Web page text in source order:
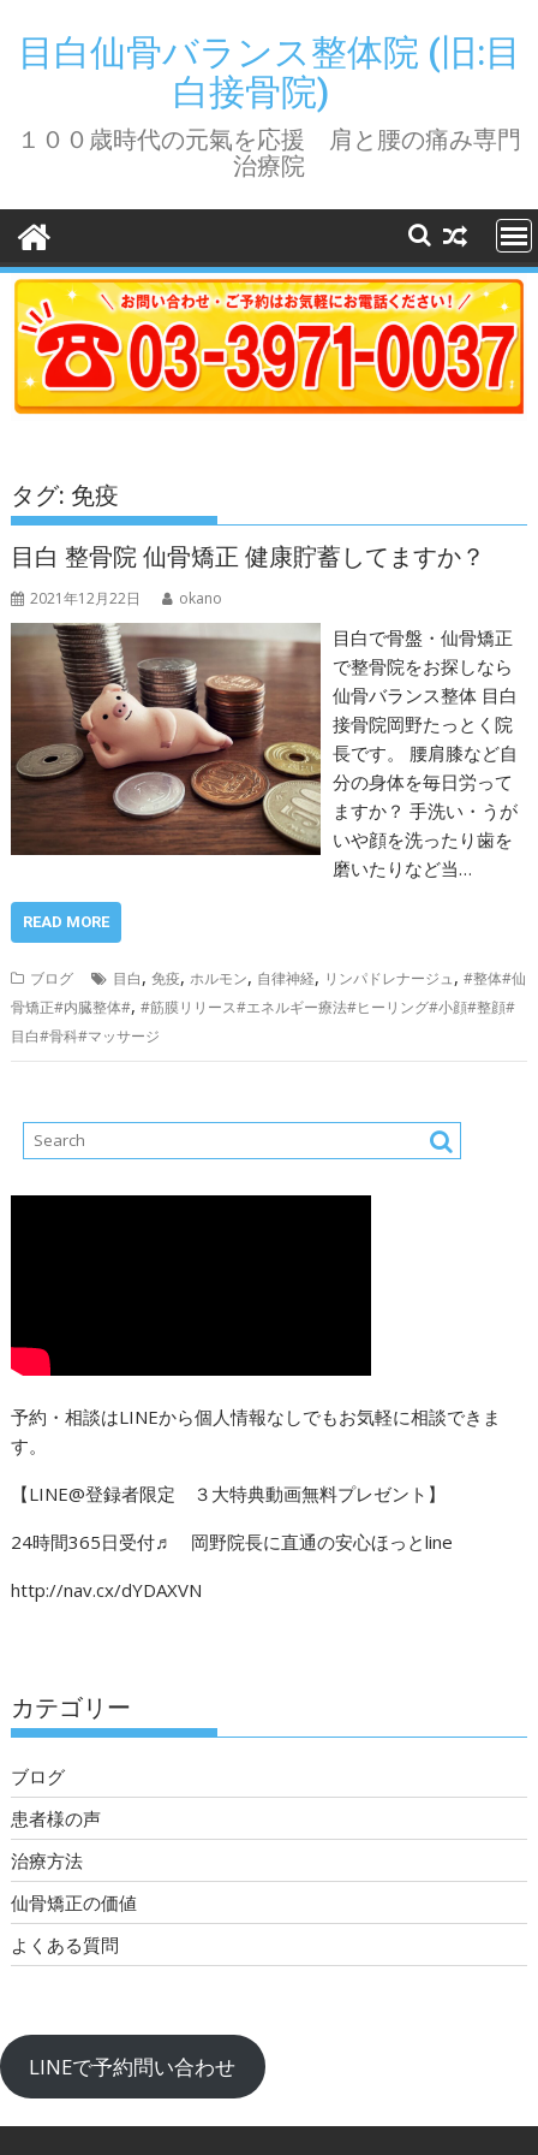
content
目白仙骨バランス整体院 (旧:目
白接骨院)
１００歳時代の元氣を応援 肩と腰の痛み専門
治療院
タグ: 免疫
目白 整骨院 仙骨矯正 健康貯蓄してますか？
2021年12月22日 okano
目白で骨盤・仙骨矯正
で整骨院をお探しなら
仙骨バランス整体 目白
接骨院岡野たっとく院
長です。 腰肩膝など自
分の身体を毎日労って
ますか？ 手洗い・うが
いや顔を洗ったり歯を
磨いたりなど当…
READ MORE
ブログ 目白,免疫, ホルモン, 自律神経, リンパドレナージュ,#整体#仙
骨矯正#内臓整体#,#筋膜リリース#エネルギー療法#ヒーリング#小顔#整顔#
目白#骨科#マッサージ
予約・相談はLINEから個人情報なしでもお気軽に相談できま
す。
【LINE@登録者限定 ３大特典動画無料プレゼント】
24時間365日受付♬ 岡野院長に直通の安心ほっとline
http://nav.cx/dYDAXVN
カテゴリー
ブログ
患者様の声
治療方法
仙骨矯正の価値
よくある質問
LINEで予約問い合わせ